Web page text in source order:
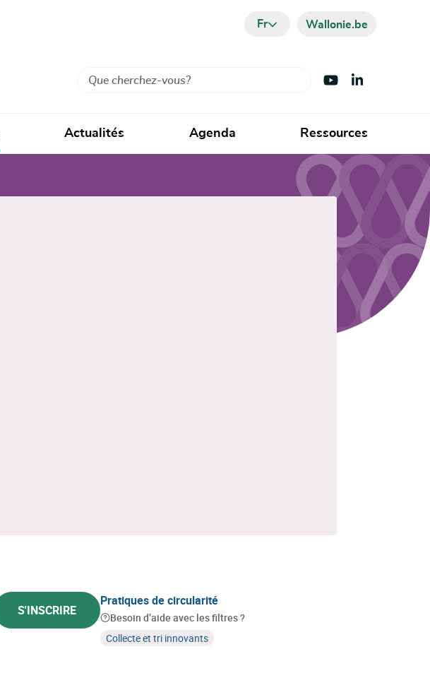
Fr Wallonie.be
Rechercher Visiter Youtube
Visiter LinkedIn
Actualités Agenda Ressources
S'INSCRIRE
Pratiques de circularité
Besoin d’aide avec les filtres ?
Collecte et tri innovants